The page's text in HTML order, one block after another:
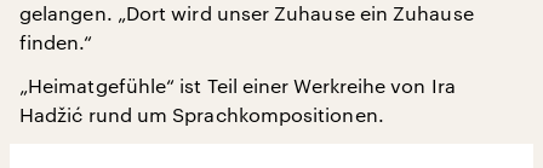
gelangen. „Dort wird unser Zuhause ein Zuhause
finden.“
„Heimatgefühle“ ist Teil einer Werkreihe von Ira
Hadžić rund um Sprachkompositionen.